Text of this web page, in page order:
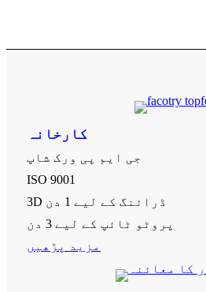
کارخانہ
جی ایم پی ورک شاپ
ISO 9001
3D ڈرائنگ کے لیے 1 دن
پروٹو ٹائپ کے لیے 3 دن
مزید پڑھیں